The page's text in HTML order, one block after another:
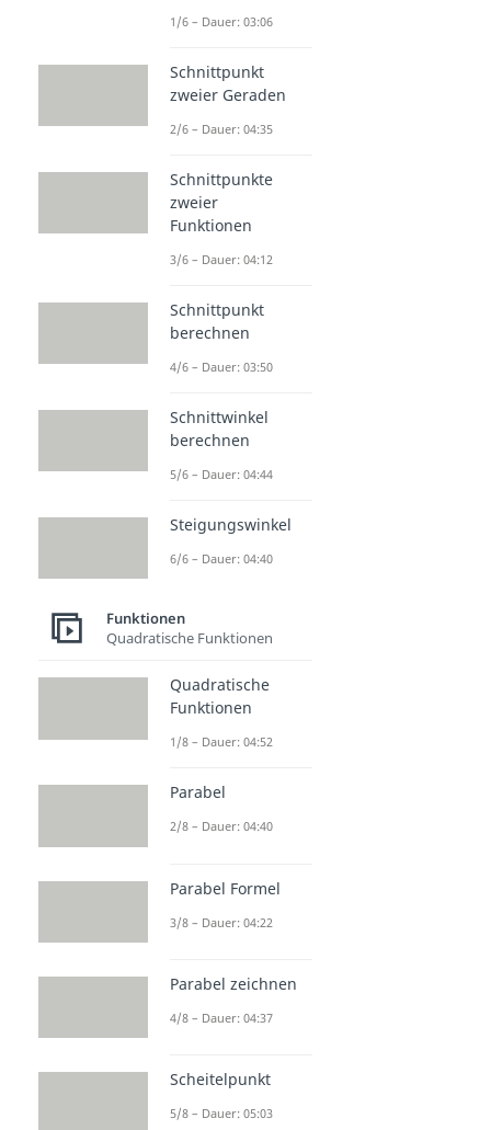
1/6 – Dauer: 03:06
Schnittpunkt
zweier Geraden
2/6 – Dauer: 04:35
Schnittpunkte
zweier
Funktionen
3/6 – Dauer: 04:12
Schnittpunkt
berechnen
4/6 – Dauer: 03:50
Schnittwinkel
berechnen
5/6 – Dauer: 04:44
Steigungswinkel
6/6 – Dauer: 04:40
Funktionen
Quadratische Funktionen
Quadratische
Funktionen
1/8 – Dauer: 04:52
Parabel
2/8 – Dauer: 04:40
Parabel Formel
3/8 – Dauer: 04:22
Parabel zeichnen
4/8 – Dauer: 04:37
Scheitelpunkt
5/8 – Dauer: 05:03